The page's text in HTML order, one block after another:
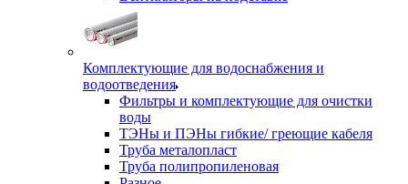
Комплектующие для водоснабжения и
водоотведения
Фильтры и комплектующие для очистки
воды
ТЭНы и ПЭНы гибкие/ греющие кабеля
Труба металопласт
Труба полипропиленовая